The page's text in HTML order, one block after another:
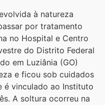
à natureza
por tratamento
no Hospital e Centro
do Distrito Federal
em Luziânia (GO)
e ficou sob cuidados
é vinculado ao Instituto
A soltura ocorreu na